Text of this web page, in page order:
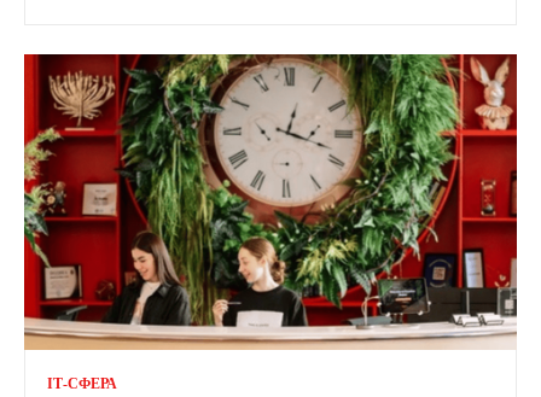
ІТ-СФЕРА